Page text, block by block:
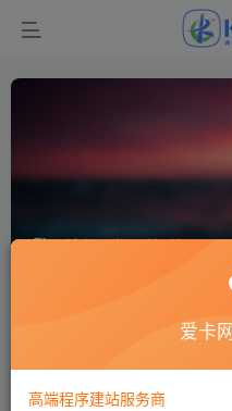
域名异常 共1篇
点赞
爱卡
高端程序建站服务商